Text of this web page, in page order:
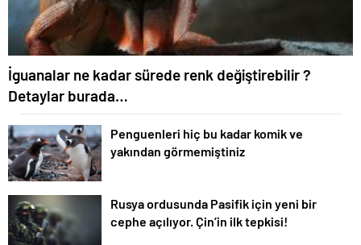
İguanalar ne kadar sürede renk değiştirebilir ?
Detaylar burada…
Penguenleri hiç bu kadar komik ve
yakından görmemiştiniz
Rusya ordusunda Pasifik için yeni bir
cephe açılıyor. Çin’in ilk tepkisi!